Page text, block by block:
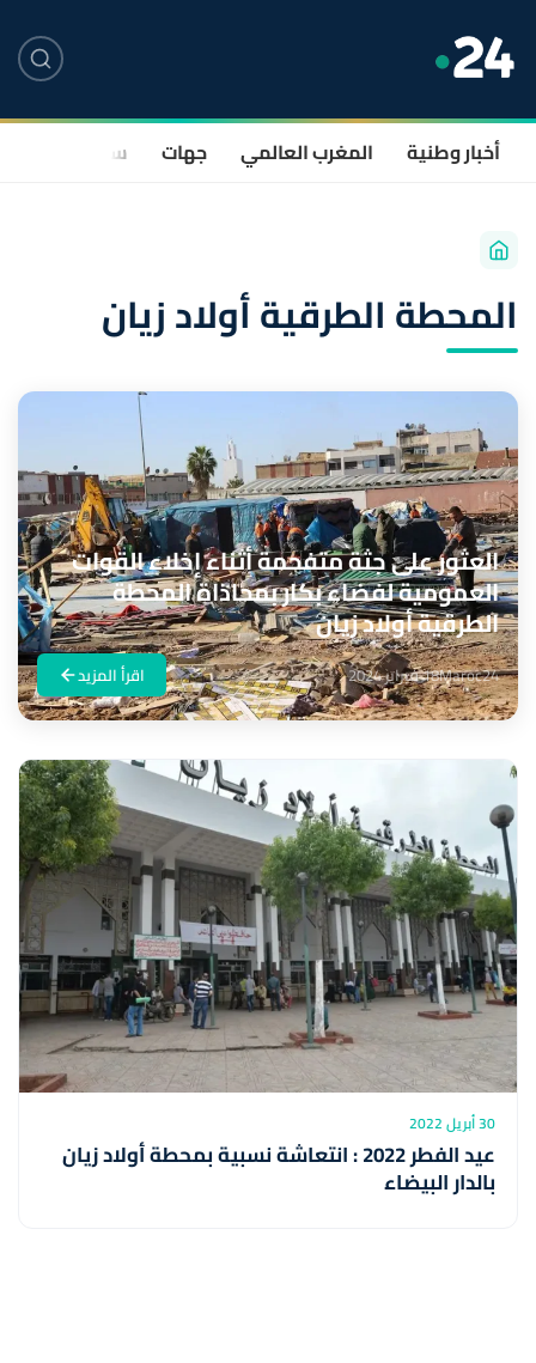
أخبار وطنية المغرب العالمي جهات سياسة
المحطة الطرقية أولاد زيان
العثور على جثة متفحمة أثناء إخلاء القوات
العمومية لفضاء بكار بمحاذاة المحطة
الطرقية أولاد زيان
Maroc2418 فبراير 2024 اقرأ المزيد
30 أبريل 2022
عيد الفطر 2022 : انتعاشة نسبية بمحطة أولاد زيان
بالدار البيضاء